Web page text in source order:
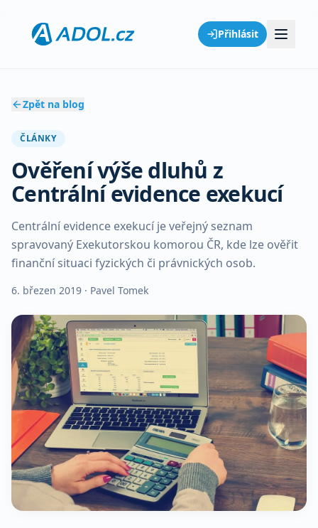
Přihlásit
Zpět na blog
ČLÁNKY
Ověření výše dluhů z
Centrální evidence exekucí
Centrální evidence exekucí je veřejný seznam
spravovaný Exekutorskou komorou ČR, kde lze ověřit
finanční situaci fyzických či právnických osob.
6. březen 2019 · Pavel Tomek